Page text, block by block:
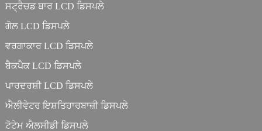
ਸਟ੍ਰੈਚਡ ਬਾਰ LCD ਡਿਸਪਲੇ
ਗੋਲ LCD ਡਿਸਪਲੇ
ਵਰਗਾਕਾਰ LCD ਡਿਸਪਲੇ
ਬੈਕਪੈਕ LCD ਡਿਸਪਲੇ
ਪਾਰਦਰਸ਼ੀ LCD ਡਿਸਪਲੇ
ਐਲੀਵੇਟਰ ਇਸ਼ਤਿਹਾਰਬਾਜ਼ੀ ਡਿਸਪਲੇ
ਟੋਟੇਮ ਐਲਸੀਡੀ ਡਿਸਪਲੇ